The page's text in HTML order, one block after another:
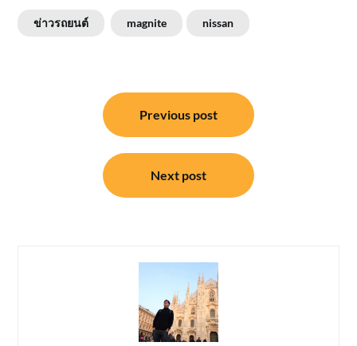
ข่าวรถยนต์ magnite nissan
Previous post
Next post